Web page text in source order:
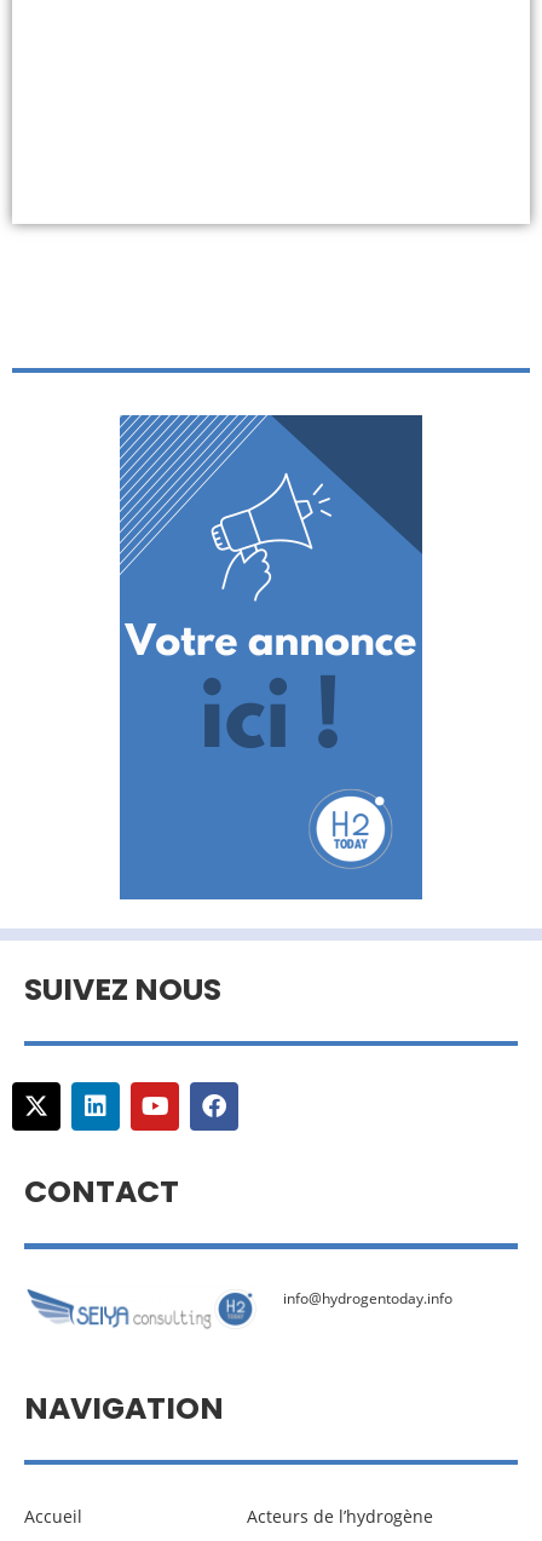
SUIVEZ NOUS
CONTACT
info@hydrogentoday.info
NAVIGATION
Accueil Acteurs de l’hydrogène